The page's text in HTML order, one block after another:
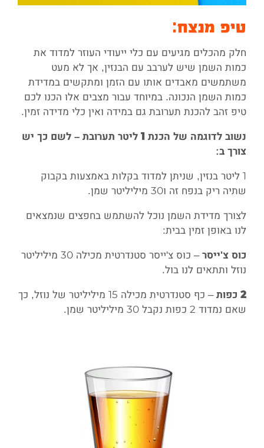
טיפ מנצח:
חלק מהכלים מגיעים עם כלי ייעודי העוזר למדוד את
כמות השמן שיש לערבב עם הבנזין, אך לא מעט
משתמשים מאבדים אותו עם הזמן ומתקשים במדידת
כמות השמן הנכונה. במיוחד עבור מצבים אלו הכנו לכם
טיפ זהב להכנת תערובת גם במידה ואין כלי מדידה זמין.
נשוב לדוגמה של הכנת 1 ליטר תערובת – לשם כך יש
צורך ב:
1 ליטר בנזין, שניתן למדוד בקלות באמצעות בקבוק
שתיה ריק בנפח זה ו30 מיליליטר שמן.
לצורך מדידת השמן נוכל להשתמש בחפצים שנמצאים
לנו באופן זמין בבית:
כוס צ'ייסר
– כוס צ'ייסר סטנדרטית מכילה 30 מיליליטר
נוזל ותתאים לנו בול.
2 כפות
– כף סטנדרטית מכילה 15 מיליליטר של נוזל, כך
שאם נמדוד 2 כפות נקבל 30 מיליליטר שמן.